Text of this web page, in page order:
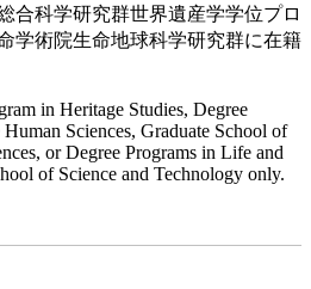
合科学研究群世界遺産学学位プロ
学術院生命地球科学研究群に在籍
in Heritage Studies, Degree
Sciences, Graduate School of
or Degree Programs in Life and
of Science and Technology only.